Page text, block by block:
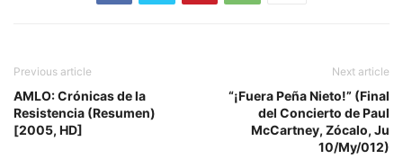
Previous article
AMLO: Crónicas de la
Resistencia (Resumen)
[2005, HD]
Next article
“¡Fuera Peña Nieto!” (Final
del Concierto de Paul
McCartney, Zócalo, Ju
10/My/012)